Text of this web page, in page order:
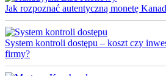
Jak rozpoznać autentyczną monetę
System kontroli dostępu – koszt czy
firmy?